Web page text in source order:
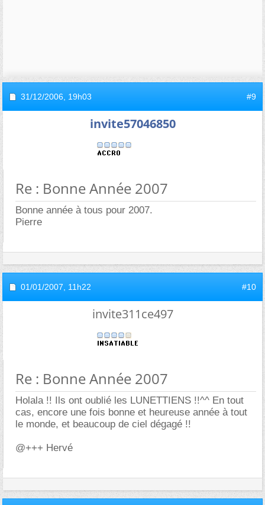
31/12/2006, 19h03 #9
invite57046850
Re : Bonne Année 2007
Bonne année à tous pour 2007.
Pierre
01/01/2007, 11h22 #10
invite311ce497
Re : Bonne Année 2007
Holala !! Ils ont oublié les LUNETTIENS !!^^ En tout
cas, encore une fois bonne et heureuse année à tout
le monde, et beaucoup de ciel dégagé !!
@+++ Hervé